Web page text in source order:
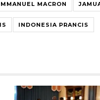
MACRON
INDONESIA PRANCIS